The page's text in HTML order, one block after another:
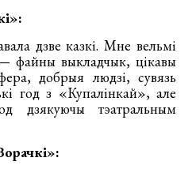
дзве казкі. Мне вельмі
файны выкладчык, цікавы
добрыя людзі, сувязь
год з «Купалінкай», але
дзякуючы тэатральным